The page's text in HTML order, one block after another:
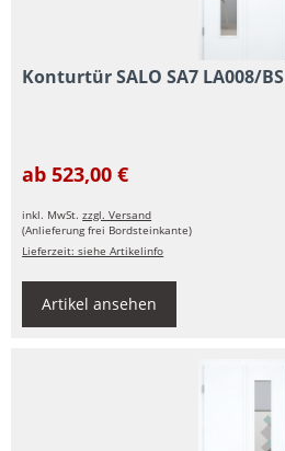
Konturtür SALO SA7 LA008/BS
ab 523,00 €
inkl. MwSt.zzgl. Versand
(Anlieferung frei Bordsteinkante)
Lieferzeit: siehe Artikelinfo
Artikel ansehen